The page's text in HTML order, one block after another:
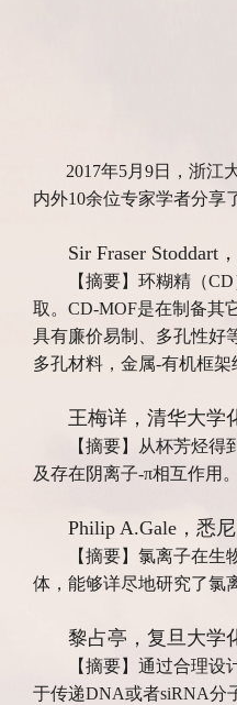
2017年5月9日，浙江
内外10余位专家学者分享
Sir Fraser Stoddart
【摘要】环糊精（
取。CD-MOF是在制备其
具有廉价易制、多孔性好
多孔材料，金属-有机框
王梅详，清华大学
【摘要】从杯芳烃
及存在阴离子-π相互作用。
Philip A.Gale，悉
【摘要】氯离子在
体，能够详尽地研究了氯
黎占亭，复旦大学
【摘要】通过合理
于传递DNA或者siRNA分